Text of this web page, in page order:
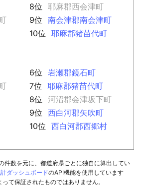
8位
耶麻郡西会津町
9位
南会津郡南会津町
10位
耶麻郡猪苗代町
6位
岩瀬郡鏡石町
7位
耶麻郡猪苗代町
8位
河沼郡会津坂下町
9位
西白河郡矢吹町
10位
西白河郡西郷村
件数を元に、都道府県ごとに独自に算出してい
ダッシュボードのAPI機能を使用しています
て保証されたものではありません。